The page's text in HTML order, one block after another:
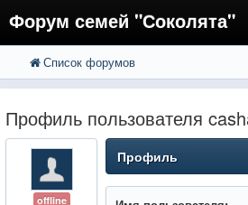
Форум семей "Соколята"
FAQ
Регистрация
Вход
Список форумов
Профиль пользователя
offline
Профиль